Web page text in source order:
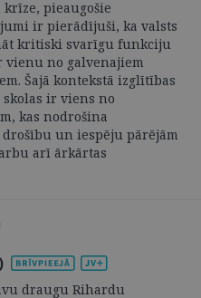
pieaugošie
ir pierādījuši, ka valsts
kritiski svarīgu funkciju
no galvenajiem
Šajā kontekstā izglītības
ir viens no
kas nodrošina
un iespēju pārējām
arī ārkārtas
draugu Rihardu